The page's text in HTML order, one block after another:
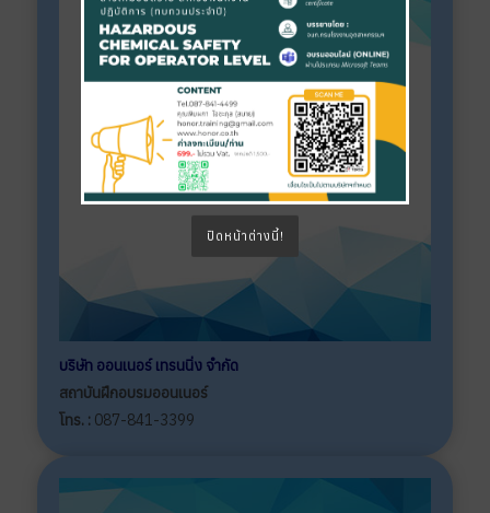
บริษัท ออนเนอร์ เทรนนิ่ง จำกัด
สถาบันฝึกอบรมออนเนอร์
โทร. : 087-841-3399
ปิดหน้าต่างนี้!